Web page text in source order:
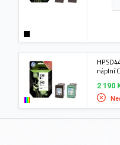
HP
náplní
2 190